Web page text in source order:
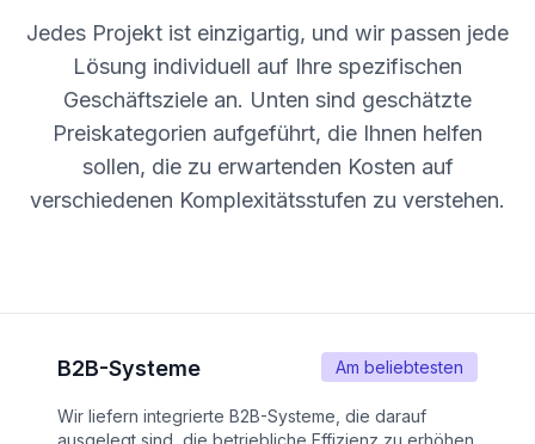
Jedes Projekt ist einzigartig, und wir passen jede
Lösung individuell auf Ihre spezifischen
Geschäftsziele an. Unten sind geschätzte
Preiskategorien aufgeführt, die Ihnen helfen
sollen, die zu erwartenden Kosten auf
verschiedenen Komplexitätsstufen zu verstehen.
Am beliebtesten
B2B-Systeme
Wir liefern integrierte B2B-Systeme, die darauf